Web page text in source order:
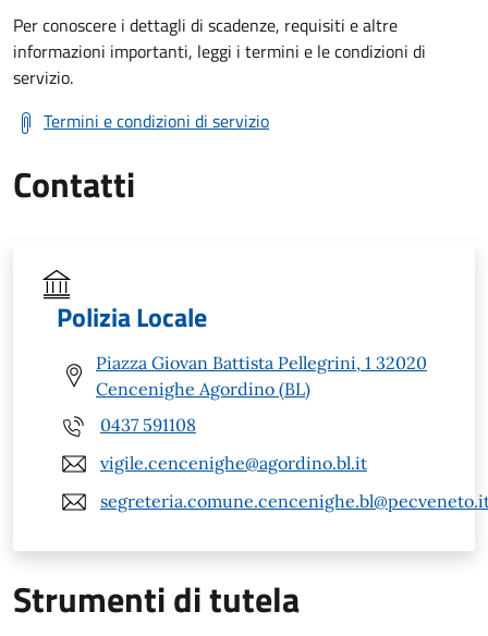
Per conoscere i dettagli di scadenze, requisiti e altre
informazioni importanti, leggi i termini e le condizioni di
servizio.
Termini e condizioni di servizio
Contatti
Polizia Locale
Piazza Giovan Battista Pellegrini, 1 32020
Cencenighe Agordino (BL)
0437 591108
vigile.cencenighe@agordino.bl.it
Strumenti di tutela